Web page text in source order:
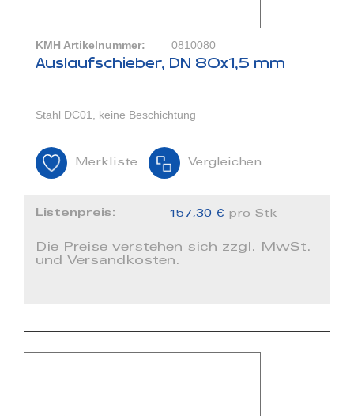
KMH Artikelnummer: 0810080
Auslaufschieber, DN 80x1,5 mm
Stahl DC01, keine Beschichtung
Merkliste Vergleichen
Listenpreis: 157,30 € pro Stk
Die Preise verstehen sich zzgl. MwSt.
und Versandkosten.